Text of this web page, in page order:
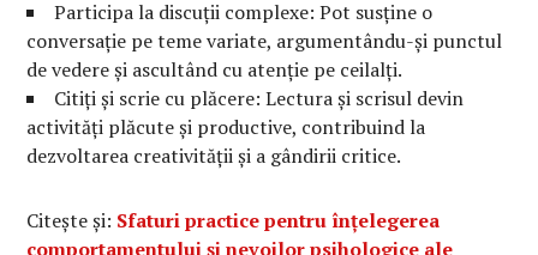
Participa la discuții complexe: Pot susține o
conversație pe teme variate, argumentându-și punctul
de vedere și ascultând cu atenție pe ceilalți.
Citiți și scrie cu plăcere: Lectura și scrisul devin
activități plăcute și productive, contribuind la
dezvoltarea creativității și a gândirii critice.
Citește și: Sfaturi practice pentru înțelegerea
comportamentului și nevoilor psihologice ale